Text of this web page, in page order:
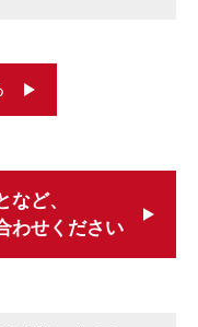
など、
わせください